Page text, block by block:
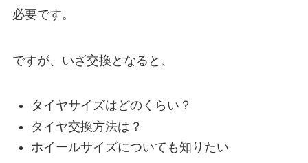
必要です。
ですが、いざ交換となると、
タイヤサイズはどのくらい？
タイヤ交換方法は？
ホイールサイズについても知りたい